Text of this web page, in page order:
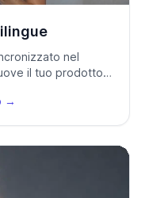
nel
il tuo prodotto
→